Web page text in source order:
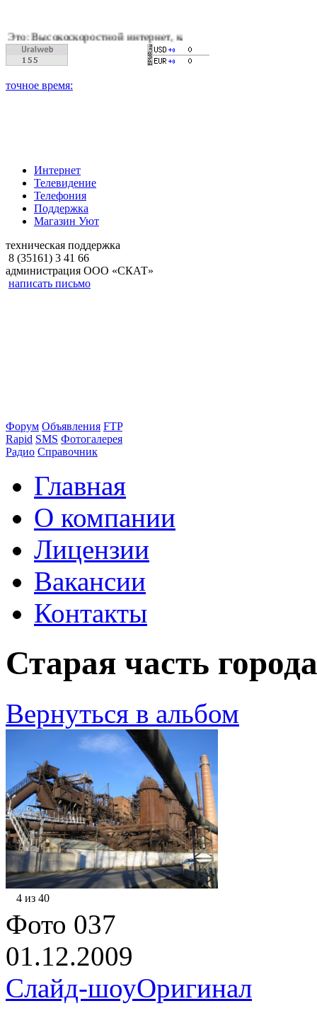
интернет, качественное цифровое и кабельное
Интернет
Телевидение
Телефония
Поддержка
Магазин Уют
техническая поддержка
8 (35161) 3 41 66
администрация ООО «СКАТ»
написать письмо
Форум Объявления FTP
Rapid SMS Фотогалерея
Радио Справочник
Главная
О компании
Лицензии
Вакансии
Контакты
Старая часть
Вернуться в альбом
4 из 40
Фото 037
01.12.2009
Слайд-шоуОригинал